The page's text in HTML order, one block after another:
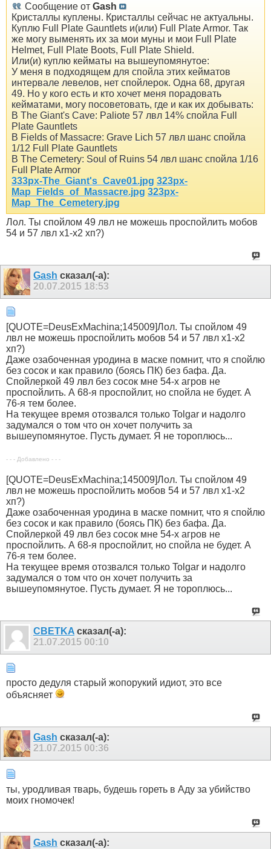
Сообщение от Gash
Кристаллы куплены. Кристаллы сейчас не актуальны.
Куплю Full Plate Gauntlets и(или) Full Plate Armor. Так
же могу выменять их за мои муны и мои Full Plate
Helmet, Full Plate Boots, Full Plate Shield.
Или(и) куплю кейматы на вышеупомянутое:
У меня в подходящем для спойла этих кейматов
интервале левелов, нет спойлерок. Одна 68, другая
49. Но у кого есть и кто хочет меня порадовать
кейматами, могу посоветовать, где и как их добывать:
В The Giant's Cave: Paliote 57 лвл 14% спойла Full
Plate Gauntlets
В Fields of Massacre: Grave Lich 57 лвл шанс спойла
1/12 Full Plate Gauntlets
В The Cemetery: Soul of Ruins 54 лвл шанс спойла 1/16
Full Plate Armor
333px-The_Giant's_Cave01.jpg 323px-
Map_Fields_of_Massacre.jpg 323px-
Map_The_Cemetery.jpg
Лол. Ты спойлом 49 лвл не можешь проспойлить мобов
54 и 57 лвл х1-х2 хп?)
Gash сказал(-а):
20.07.2015 18:53
[QUOTE=DeusExMachina;145009]Лол. Ты спойлом 49
лвл не можешь проспойлить мобов 54 и 57 лвл х1-х2
хп?)
Даже озабоченная уродина в маске помнит, что я спойлю
без сосок и как правило (боясь ПК) без бафа. Да.
Спойлеркой 49 лвл без сосок мне 54-х агров не
проспойлить. А 68-я проспойлит, но спойла не будет. А
76-я тем более.
На текущее время отозвался только Tolgar и надолго
задумался о том что он хочет получить за
вышеупомянутое. Пусть думает. Я не тороплюсь...
- - - Добавлено - - -
[QUOTE=DeusExMachina;145009]Лол. Ты спойлом 49
лвл не можешь проспойлить мобов 54 и 57 лвл х1-х2
хп?)
Даже озабоченная уродина в маске помнит, что я спойлю
без сосок и как правило (боясь ПК) без бафа. Да.
Спойлеркой 49 лвл без сосок мне 54-х агров не
проспойлить. А 68-я проспойлит, но спойла не будет. А
76-я тем более.
На текущее время отозвался только Tolgar и надолго
задумался о том что он хочет получить за
вышеупомянутое. Пусть думает. Я не тороплюсь...
CBETKA сказал(-а):
21.07.2015 00:10
просто дедуля старый жопорукий идиот, это все
объясняет
Gash сказал(-а):
21.07.2015 00:36
ты, уродливая тварь, будешь гореть в Аду за убийство
моих гномочек!
Gash сказал(-а):